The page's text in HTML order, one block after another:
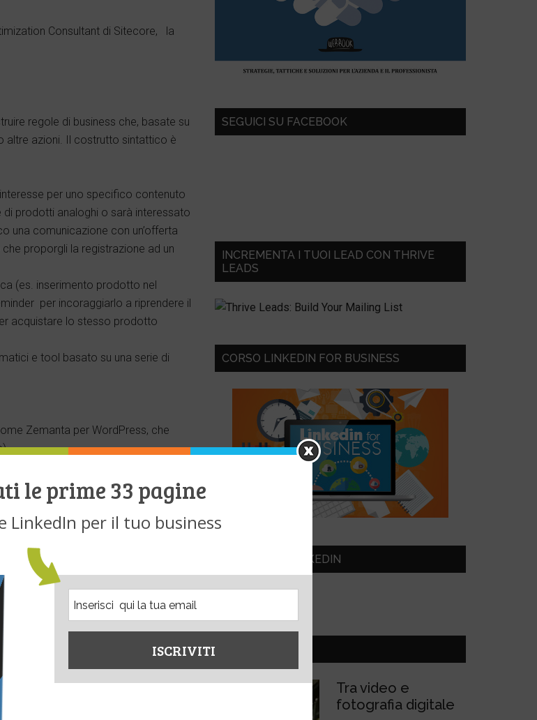
Consultant di Sitecore, la
regole di business che, basate su
altre azioni. Il costrutto sintattico è
per uno specifico contenuto
prodotti analoghi o sarà interessato
una comunicazione con un’offerta
proporgli la registrazione ad un
(es. inserimento prodotto nel
per incoraggiarlo a riprendere il
acquistare lo stesso prodotto
e tool basato su una serie di
Zemanta per WordPress, che
aiutare a semplificare, snellire e
media manager. E’ possibile
ancora una volta si basa su
(trigger).
per creare sequenze
la nuova Guida su email
per fare email marketing
SEGUICI SU FACEBOOK
INCREMENTA I TUOI LEAD CON THRIVE
LEADS
CORSO LINKEDIN FOR BUSINESS
SEGUIMI SU LINKEDIN
Tra video e
fotografia digitale
le prime 33 pagine
LinkedIn per il tuo business